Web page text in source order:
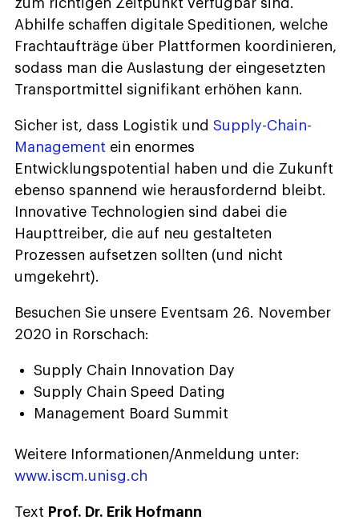
zum richtigen Zeitpunkt verfügbar sind.
Abhilfe schaffen digitale Speditionen, welche
Frachtaufträge über Plattformen koordinieren,
sodass man die Auslastung der eingesetzten
Transportmittel signifikant erhöhen kann.
Sicher ist, dass Logistik und Supply-Chain-
Management ein enormes
Entwicklungspotential haben und die Zukunft
ebenso spannend wie herausfordernd bleibt.
Innovative Technologien sind dabei die
Haupttreiber, die auf neu gestalteten
Prozessen aufsetzen sollten (und nicht
umgekehrt).
Besuchen Sie unsere Eventsam 26. November
2020 in Rorschach:
Supply Chain Innovation Day
Supply Chain Speed Dating
Management Board Summit
Weitere Informationen/Anmeldung unter:
www.iscm.unisg.ch
Text Prof. Dr. Erik Hofmann